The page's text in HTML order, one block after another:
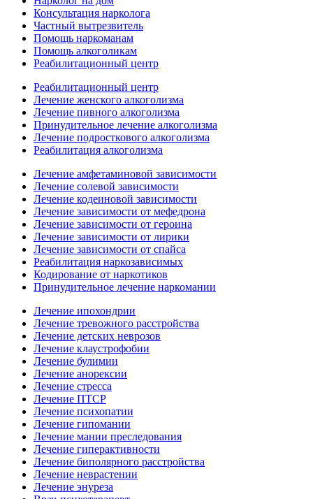
Консультация нарколога
Частный вытрезвитель
Помощь наркоманам
Помощь алкоголикам
Реабилитационный центр
Реабилитационный центр
Лечение женского алкоголизма
Лечение пивного алкоголизма
Принудительное лечение алкоголизма
Лечение подросткового алкоголизма
Реабилитация алкоголизма
Лечение амфетаминовой зависимости
Лечение солевой зависимости
Лечение кодеиновой зависимости
Лечение зависимости от мефедрона
Лечение зависимости от героина
Лечение зависимости от лирики
Лечение зависимости от спайса
Реабилитация наркозависимых
Кодирование от наркотиков
Принудительное лечение наркомании
Лечение ипохондрии
Лечение тревожного расстройства
Лечение детских неврозов
Лечение клаустрофобии
Лечение булимии
Лечение анорексии
Лечение стресса
Лечение ПТСР
Лечение психопатии
Лечение гипомании
Лечение мании преследования
Лечение гиперактивности
Лечение биполярного расстройства
Лечение неврастении
Лечение энуреза